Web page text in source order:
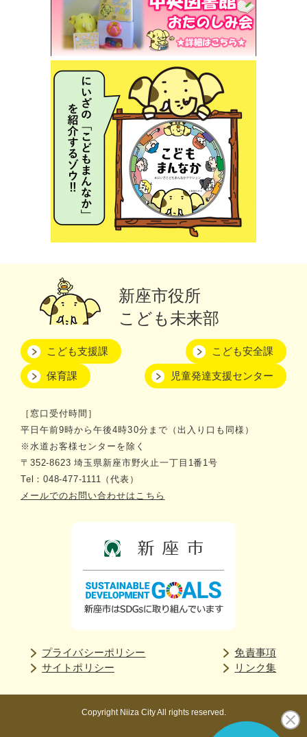
新座市役所
こども未来部
こども支援課
保育課
こども安全課
児童発達支援センター
［窓口受付時間］
平日午前9時から午後4時30分まで（出入り口も同様）
※水道お客様センターを除く
〒352-8623 埼玉県新座市野火止一丁目1番1号
Tel：048-477-1111（代表）
メールでのお問い合わせはこちら
プライバシーポリシー
免責事項
サイトポリシー
リンク集
Copyright Niiza City All rights reserved.